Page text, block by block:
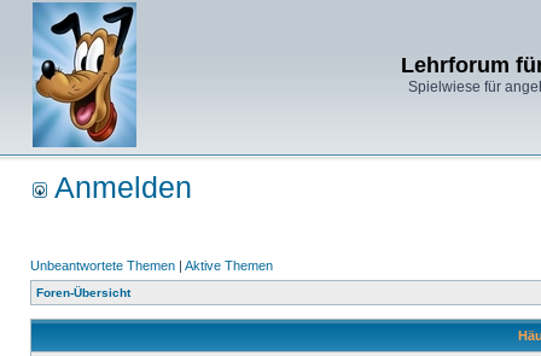
Lehrforum
Spielwiese für
Anmelden
Unbeantwortete Themen | Aktive Themen
Foren-Übersicht